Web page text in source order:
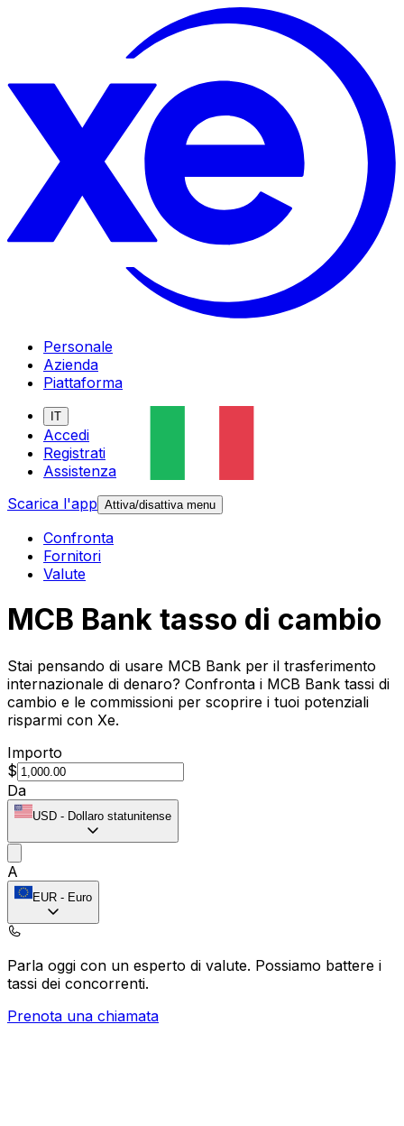
Personale
Azienda
Piattaforma
IT
Accedi
Registrati
Assistenza
Scarica l'app Attiva/disattiva menu
Confronta
Fornitori
Valute
MCB Bank tasso di cambio
Stai pensando di usare MCB Bank per il trasferimento
internazionale di denaro? Confronta i MCB Bank tassi di
cambio e le commissioni per scoprire i tuoi potenziali
risparmi con Xe.
Importo
$
Da
USD - Dollaro statunitense
A
EUR - Euro
Parla oggi con un esperto di valute. Possiamo battere i
tassi dei concorrenti.
Prenota una chiamata